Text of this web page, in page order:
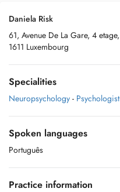
Daniela Risk
61, Avenue De La Gare, 4 etage,
1611 Luxembourg
Specialities
Neuropsychology - Psychologist
Spoken languages
Português
Practice information